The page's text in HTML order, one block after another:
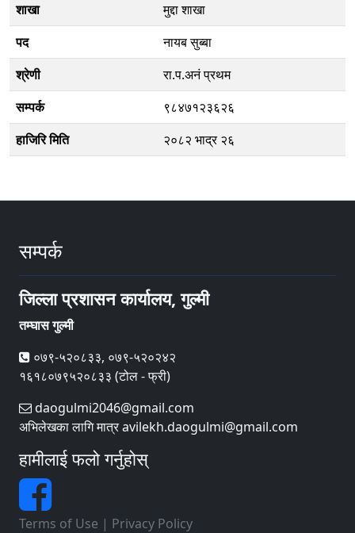
शाखा
मुद्दा शाखा
पद
नायब सुब्बा
श्रेणी
रा.प.अनं प्रथम
सम्पर्क
९८४७१२३६२६
हाजिरि मिति
२०८२ भाद्र २६
सम्पर्क
जिल्ला प्रशासन कार्यालय, गुल्मी
तम्घास गुल्मी
०७९-५२०८३३, ०७९-५२०२४२
१६१८०७९५२०८३३ (टोल - फ्री)
daogulmi2046@gmail.com
अभिलेखका लागि मात्र avilekh.daogulmi@gmail.com
हामीलाई फलो गर्नुहोस्
Terms of Use | Privacy Policy